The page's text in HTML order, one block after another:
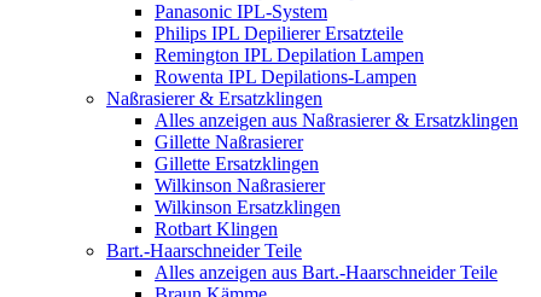
Panasonic IPL-System
Philips IPL Depilierer Ersatzteile
Remington IPL Depilation Lampen
Rowenta IPL Depilations-Lampen
Naßrasierer & Ersatzklingen
Alles anzeigen aus Naßrasierer & Ersatzklingen
Gillette Naßrasierer
Gillette Ersatzklingen
Wilkinson Naßrasierer
Wilkinson Ersatzklingen
Rotbart Klingen
Bart.-Haarschneider Teile
Alles anzeigen aus Bart.-Haarschneider Teile